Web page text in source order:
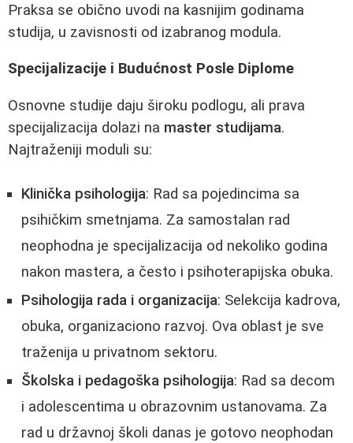
Praksa se obično uvodi na kasnijim godinama
studija, u zavisnosti od izabranog modula.
Specijalizacije i Budućnost Posle Diplome
Osnovne studije daju široku podlogu, ali prava
specijalizacija dolazi na master studijama.
Najtraženiji moduli su:
Klinička psihologija: Rad sa pojedincima sa
psihičkim smetnjama. Za samostalan rad
neophodna je specijalizacija od nekoliko godina
nakon mastera, a često i psihoterapijska obuka.
Psihologija rada i organizacija: Selekcija kadrova,
obuka, organizaciono razvoj. Ova oblast je sve
traženija u privatnom sektoru.
Školska i pedagoška psihologija: Rad sa decom
i adolescentima u obrazovnim ustanovama. Za
rad u državnoj školi danas je gotovo neophodan